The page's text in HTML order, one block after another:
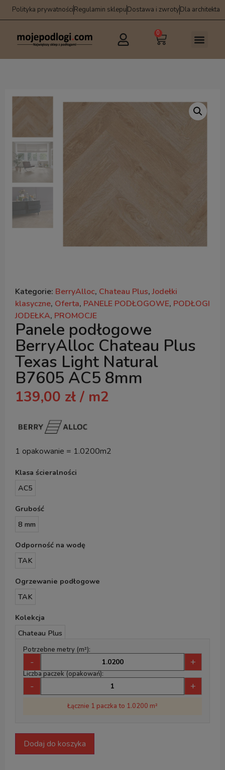
Polityka prywatnościRegulamin sklepuDostawa i zwrotyDla architekta
0
Kategorie: BerryAlloc, Chateau Plus,Jodełki
klasyczne, Oferta, PANELE PODŁOGOWE, PODŁOGI
JODEŁKA, PROMOCJE
Panele podłogowe
BerryAlloc Chateau Plus
Texas Light Natural
B7605 AC5 8mm
139,00 zł / m2
1 opakowanie = 1.0200m2
Klasa ścieralności
AC5
Grubość
8 mm
Odporność na wodę
TAK
Ogrzewanie podłogowe
TAK
Kolekcja
Chateau Plus
Potrzebne metry (m²):
- +
Liczba paczek (opakowań):
- +
Łącznie 1 paczka to 1.0200 m²
Dodaj do koszyka